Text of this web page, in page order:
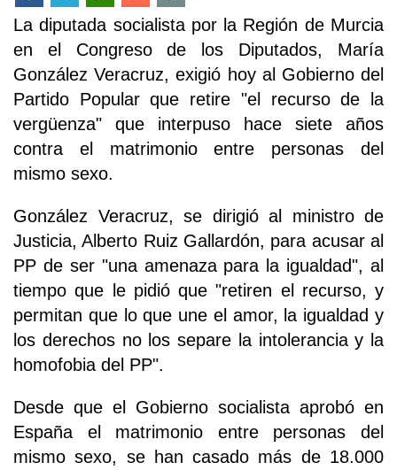
La diputada socialista por la Región de Murcia
en el Congreso de los Diputados, María
González Veracruz, exigió hoy al Gobierno del
Partido Popular que retire "el recurso de la
vergüenza" que interpuso hace siete años
contra el matrimonio entre personas del
mismo sexo.
González Veracruz, se dirigió al ministro de
Justicia, Alberto Ruiz Gallardón, para acusar al
PP de ser "una amenaza para la igualdad", al
tiempo que le pidió que "retiren el recurso, y
permitan que lo que une el amor, la igualdad y
los derechos no los separe la intolerancia y la
homofobia del PP".
Desde que el Gobierno socialista aprobó en
España el matrimonio entre personas del
mismo sexo, se han casado más de 18.000